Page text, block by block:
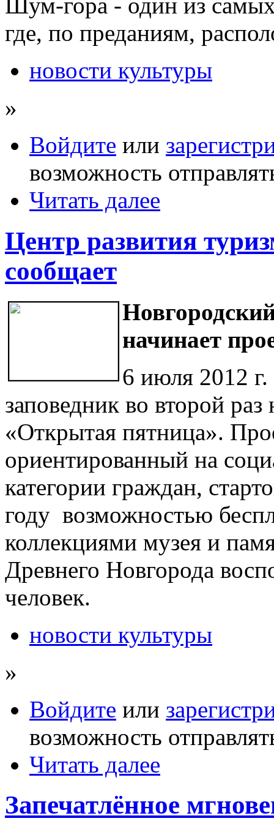
где, по преданиям,
новости культуры
»
Войдите или
возможность
Читать далее
Центр развития
сообщает
начинает
6 июля 2012
заповедник во второй
«Открытая пятница».
ориентированный на
категории граждан,
году возможностью
коллекциями музея и
Древнего Новгорода
человек.
новости культуры
»
Войдите или
возможность
Читать далее
Запечатлённое